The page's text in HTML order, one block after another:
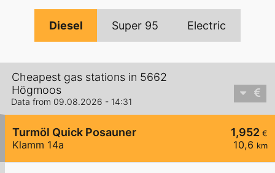
Diesel Super 95 Electric
Cheapest gas stations in 5662
Högmoos
Data from 09.08.2026 - 14:31
1,952 €
10,6 km
Turmöl Quick Posauner
Klamm 14a